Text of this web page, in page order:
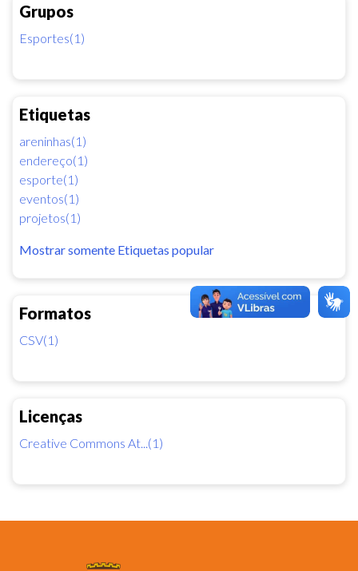
Grupos
Esportes(1)
Etiquetas
areninhas(1)
endereço(1)
esporte(1)
eventos(1)
projetos(1)
Mostrar somente Etiquetas popular
Formatos
CSV(1)
Licenças
Creative Commons At...(1)